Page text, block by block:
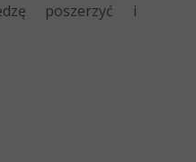
poszerzyć i